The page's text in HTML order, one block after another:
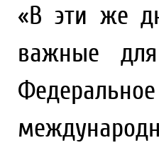
«В эти же
важные
Федеральное